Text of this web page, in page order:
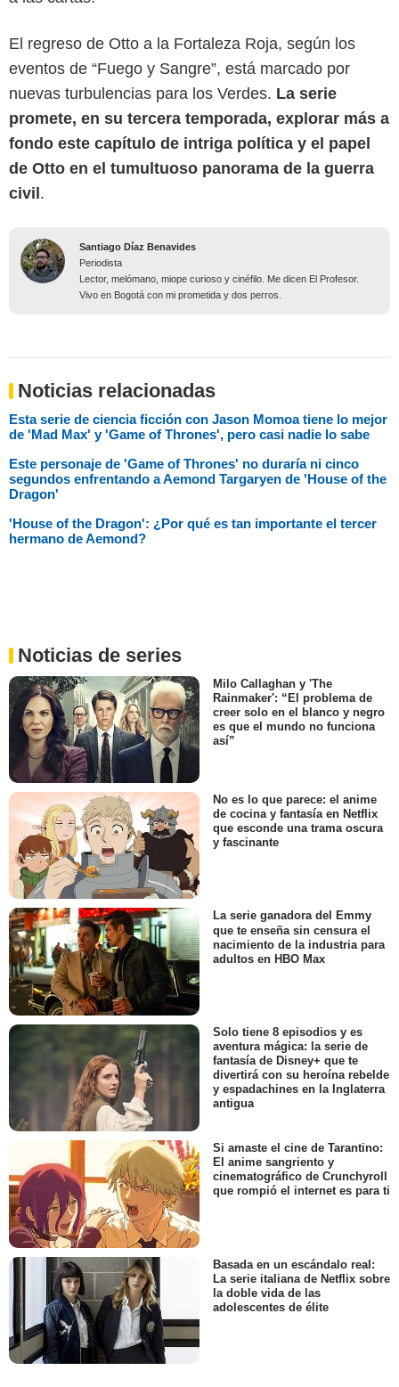
El regreso de Otto a la Fortaleza Roja, según los
eventos de “Fuego y Sangre”, está marcado por
nuevas turbulencias para los Verdes. La serie
promete, en su tercera temporada, explorar más a
fondo este capítulo de intriga política y el papel
de Otto en el tumultuoso panorama de la guerra
civil.
Santiago Díaz Benavides
Periodista
Lector, melómano, miope curioso y cinéfilo. Me dicen El Profesor.
Vivo en Bogotá con mi prometida y dos perros.
Noticias relacionadas
Esta serie de ciencia ficción con Jason Momoa tiene lo mejor
de 'Mad Max' y 'Game of Thrones', pero casi nadie lo sabe
Este personaje de 'Game of Thrones' no duraría ni cinco
segundos enfrentando a Aemond Targaryen de 'House of the
Dragon'
'House of the Dragon': ¿Por qué es tan importante el tercer
hermano de Aemond?
Noticias de series
Milo Callaghan y 'The
Rainmaker': “El problema de
creer solo en el blanco y negro
es que el mundo no funciona
así”
No es lo que parece: el anime
de cocina y fantasía en Netflix
que esconde una trama oscura
y fascinante
La serie ganadora del Emmy
que te enseña sin censura el
nacimiento de la industria para
adultos en HBO Max
Solo tiene 8 episodios y es
aventura mágica: la serie de
fantasía de Disney+ que te
divertirá con su heroína rebelde
y espadachines en la Inglaterra
antigua
Si amaste el cine de Tarantino:
El anime sangriento y
cinematográfico de Crunchyroll
que rompió el internet es para ti
Basada en un escándalo real:
La serie italiana de Netflix sobre
la doble vida de las
adolescentes de élite